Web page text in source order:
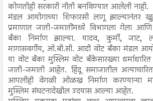
कोणतीही सरकारी नीती बनविण्यात आलेली नाही.
मंडल आयोगाच्या शिफारसी लागू झाल्यानंतर
प्रमाणात जाती-जमातींमध्ये विभागला गेला
बँका निर्माण झाल्या. यादव, कुर्मी, जाट,
मागासवर्गीय, ओ.बी.सी. आदी वोट बँका मंडल
या वोट बँका मुस्लिम वोट बँकेसारख्या
जाती-जमाती आहेत. हिंदू समाजातील
आपलीही वेगळी ओळख निर्माण करण्याऱ्या
मुस्लिम संघटनादेखील उदयास आल्या आहेत.